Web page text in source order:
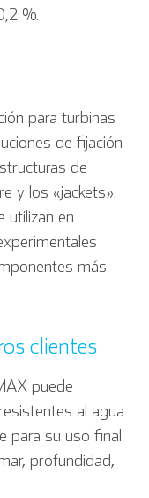
%.
para turbinas
de fijación
de
y los «jackets».
utilizan en
más
clientes
puede
al agua
para su uso final
profundidad,